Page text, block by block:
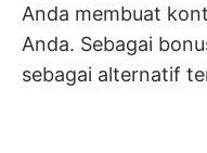
Anda membuat
Anda. Sebagai
sebagai alternatif